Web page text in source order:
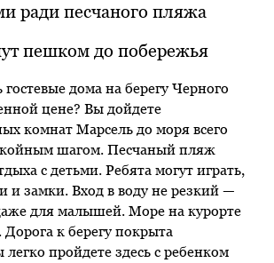
ради песчаного пляжа
пешком до побережья
дома на берегу Черного
цене? Вы дойдете
комнат Марсель до моря всего
шагом. Песчаный пляж
с детьми. Ребята могут играть,
и замки. Вход в воду не резкий —
для малышей. Море на курорте
к берегу покрыта
пройдете здесь с ребенком